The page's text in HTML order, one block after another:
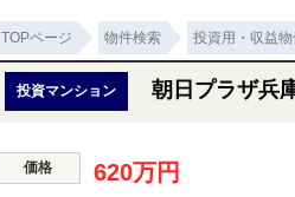
TOPページ 物件検索 投資用・収益
投資マンション 朝日プラザ兵
価格 620万円